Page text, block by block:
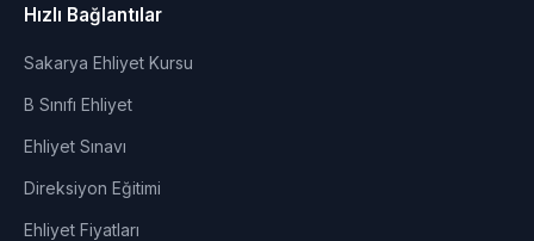
Hızlı Bağlantılar
Sakarya Ehliyet Kursu
B Sınıfı Ehliyet
Ehliyet Sınavı
Direksiyon Eğitimi
Ehliyet Fiyatları